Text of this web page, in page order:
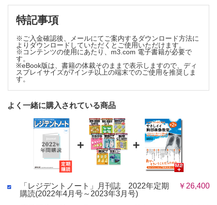
・2022年10月号 Vol.24 No.10 不眠への対応 入院患者の「眠れ
ない…」を解消できる！～睡眠薬の適切な使い方と睡眠衛生指
導、せん妄との鑑別、関連する睡眠障害など、研修医が押さえて
・2022年11月号 Vol.24 No.12 腎を救うのはあなた！ 急性腎障
害の診かた～AKIの初期評価から腎代替療法、コンサルトまで長
期フォローにつなげる“一歩早い”診療のコツ(10/12配信)
・2022年12月号 Vol.24 No.13 かぜ症状 しっかり見極め、きち
んと対応！ ～重大疾患も見逃さず適切に診断・対処するため
・2023年1月号 Vol.24 No.15 救急・ERを乗り切る！ 整形外科
サルトのコツを教えます(12/12配信)
・2023年2月号 Vol.24 No.16 研修医の学び方 限りある時間と
機会をうまく活かすためのノウハウ(1/12配信)
・2023年3月号 Vol.24 No.18 救急・病棟でデキる！糖尿病の診
かたと血糖コントロール～緊急時対応から患者教育まで、帰宅後
も見据えた血糖管理のコツを教えます(2/13配信)
特記事項
※ご入金確認後、メールにてご案内するダウンロード方法に
よりダウンロードしていただくとご使用いただけます。
※コンテンツの使用にあたり、m3.com 電子書籍が必要で
す。
※eBook版は、書籍の体裁そのままで表示しますので、ディ
スプレイサイズが7インチ以上の端末でのご使用を推奨しま
す。
よく一緒に購入されている商品
+ +
「レジデントノート」月刊誌 2022年定期
購読(2022年4月号～2023年3月号)
￥26,400